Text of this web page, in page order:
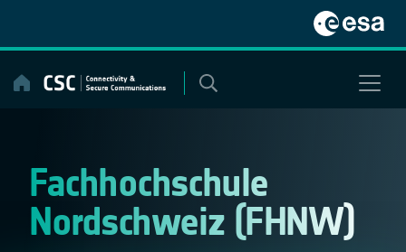
content
Fachhochschule
Nordschweiz (FHNW)